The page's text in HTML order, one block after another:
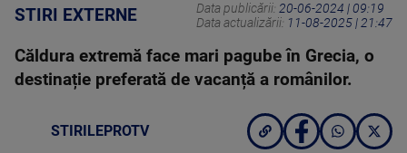
STIRI EXTERNE Data publicării: 20-06-2024 | 09:19
Data actualizării: 11-08-2025 | 21:47
Căldura extremă face mari pagube în Grecia, o
destinație preferată de vacanță a românilor.
STIRILEPROTV